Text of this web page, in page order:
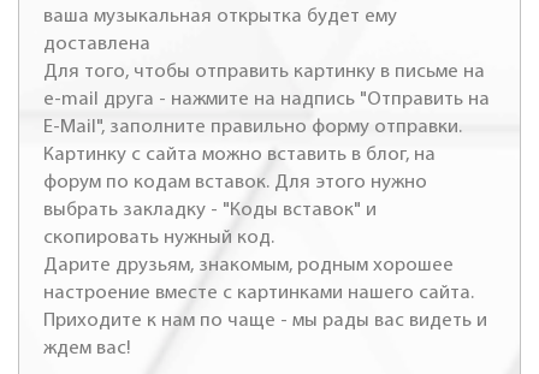
ваша музыкальная открытка будет ему
доставлена
Для того, чтобы отправить картинку в письме на
e-mail друга - нажмите на надпись "Отправить на
E-Mail", заполните правильно форму отправки.
Картинку с сайта можно вставить в блог, на
форум по кодам вставок. Для этого нужно
выбрать закладку - "Коды вставок" и
скопировать нужный код.
Дарите друзьям, знакомым, родным хорошее
настроение вместе с картинками нашего сайта.
Приходите к нам по чаще - мы рады вас видеть и
ждем вас!